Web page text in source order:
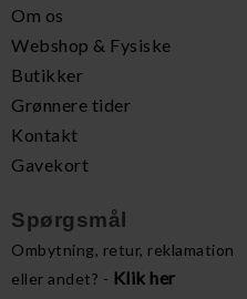
Om os
Webshop & Fysiske
Butikker
Grønnere tider
Kontakt
Gavekort
Spørgsmål
Ombytning, retur, reklamation
eller andet? - Klik her